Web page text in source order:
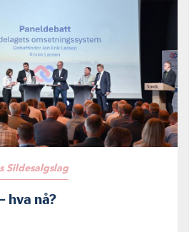
Sildesalgslag
hva nå?